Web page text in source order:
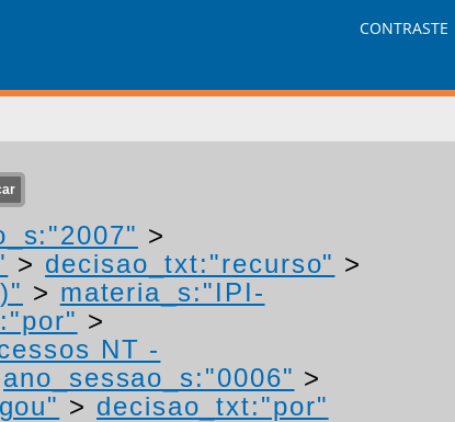
CONTRASTE
>
> decisao_txt:"recurso" >
> materia_s:"IPI-
>
NT -
ano_sessao_s:"0006" >
> decisao_txt:"por"